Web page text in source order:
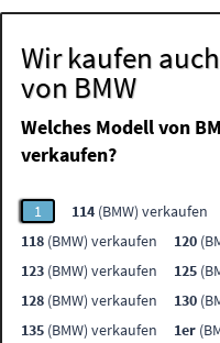
Wir kaufen
von BMW
Welches Modell von
verkaufen?
1 114 (BMW) verkaufen
118 (BMW) verkaufen 120
123 (BMW) verkaufen 125
128 (BMW) verkaufen 130
135 (BMW) verkaufen 1er